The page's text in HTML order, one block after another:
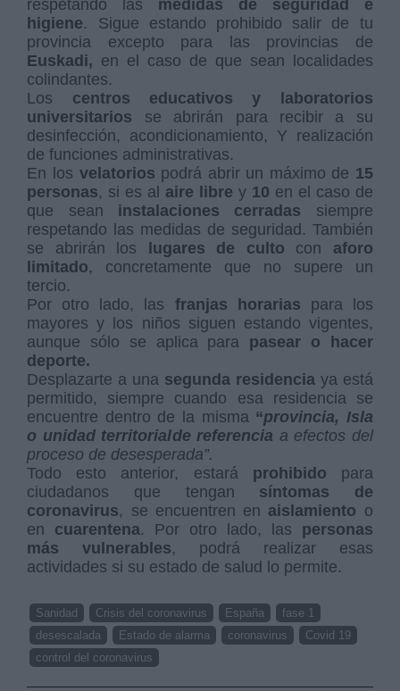
respetando las medidas de seguridad e
higiene. Sigue estando prohibido salir de tu
provincia excepto para las provincias de
Euskadi, en el caso de que sean localidades
colindantes.
Los centros educativos y laboratorios
universitarios se abrirán para recibir a su
desinfección, acondicionamiento, Y realización
de funciones administrativas.
En los velatorios podrá abrir un máximo de 15
personas, si es al aire libre y 10 en el caso de
que sean instalaciones cerradas siempre
respetando las medidas de seguridad. También
se abrirán los
lugares de culto con aforo
limitado, concretamente que no supere un
tercio.
Por otro lado, las franjas horarias para los
mayores y los niños siguen estando vigentes,
aunque sólo se aplica para pasear o hacer
deporte.
Desplazarte a una segunda residencia ya está
permitido, siempre cuando esa residencia se
encuentre dentro de la misma “provincia, Isla
o unidad territorialde referencia a efectos del
proceso de desesperada”.
Todo esto anterior, estará prohibido para
ciudadanos que tengan síntomas de
coronavirus, se encuentren en aislamiento o
en cuarentena. Por otro lado, las personas
más vulnerables, podrá realizar esas
actividades si su estado de salud lo permite.
Sanidad Crisis del coronavirus España
fase 1
desescalada
Estado de alarma coronavirus
Covid 19
control del coronavirus